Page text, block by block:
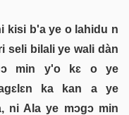
kisi b'a ye o lahidu n
seli bilali ye wali dàn
min y'o kɛ o ye
ka kan a ye
ni Ala ye mɔgɔ min